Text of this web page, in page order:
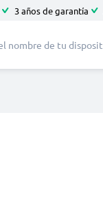
3 años de garantía